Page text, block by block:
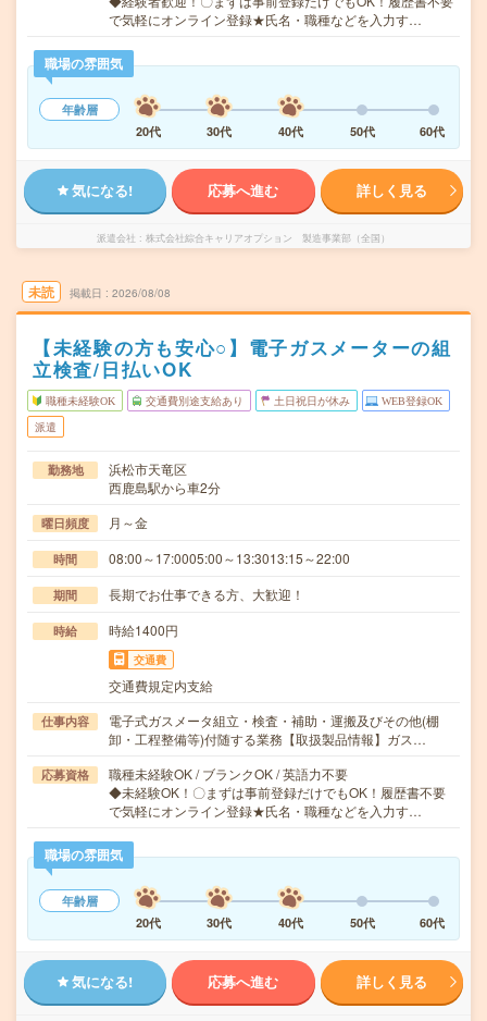
で気軽にオンライン登録★氏名・職種などを入力す…
職場の雰囲気
年齢層
20代
30代 40代 50代 60代
気になる! 応募へ進む 詳しく見る
派遣会社 株式会社綜合キャリアオプション 製造事業部（全国）
未読 掲載日 2026/08/08
【未経験の方も安心○】電子ガスメーターの組
立検査/日払いOK
職種未経験OK 交通費別途支給あり 土日祝日が休み WEB登録OK
派遣
勤務地
浜松市天竜区
西鹿島駅から車2分
曜日頻度 月～金
時間 08:00～17:0005:00～13:3013:15～22:00
期間 長期でお仕事できる方、大歓迎！
時給 時給1400円
交通費
交通費規定内支給
仕事内容
電子式ガスメータ組立・検査・補助・運搬及びその他(棚
卸・工程整備等)付随する業務【取扱製品情報】ガス…
応募資格
職種未経験OK / ブランクOK / 英語力不要
◆未経験OK！〇まずは事前登録だけでもOK！履歴書不要
で気軽にオンライン登録★氏名・職種などを入力す…
職場の雰囲気
年齢層
20代
30代 40代 50代 60代
気になる! 応募へ進む 詳しく見る